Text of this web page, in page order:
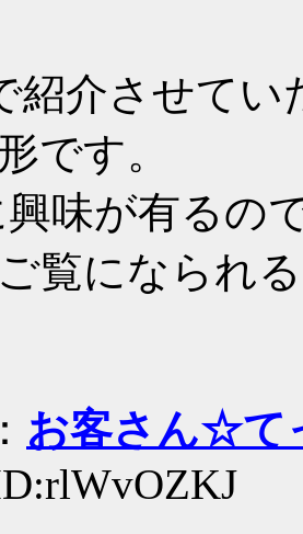
紹介させてい
です。
味が有るの
覧になられ
お客さん☆て